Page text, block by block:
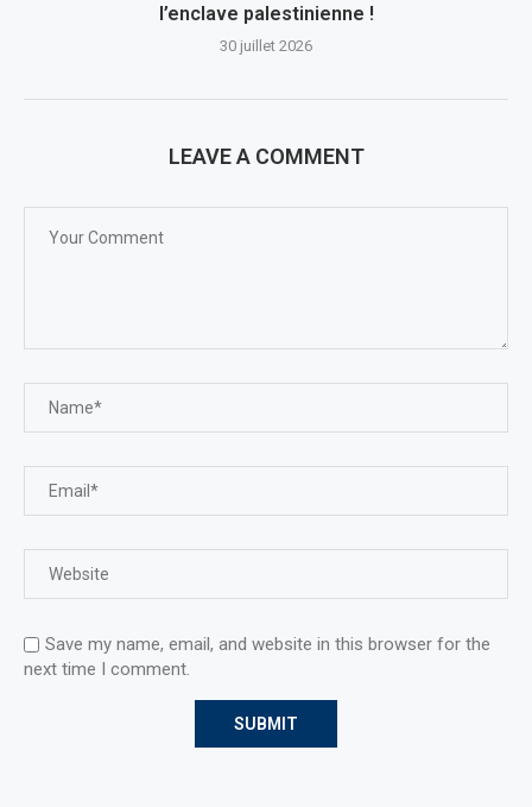
l’enclave palestinienne !
30 juillet 2026
LEAVE A COMMENT
Save my name, email, and website in this browser for the
next time I comment.